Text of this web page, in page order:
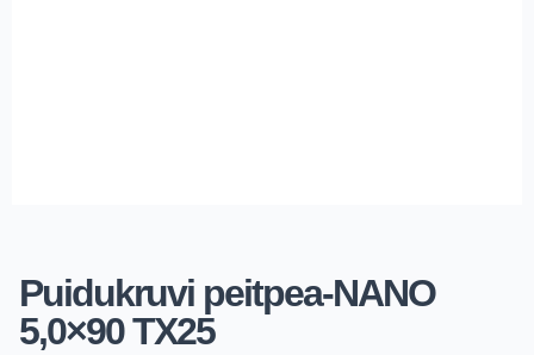
Puidukruvi peitpea-NANO
5,0×90 TX25